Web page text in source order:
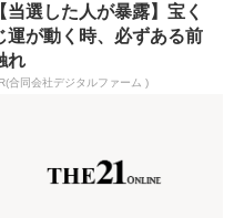
【当選した人が暴露】宝く
運が動く時、必ずある前
れ
合同会社デジタルファーム )